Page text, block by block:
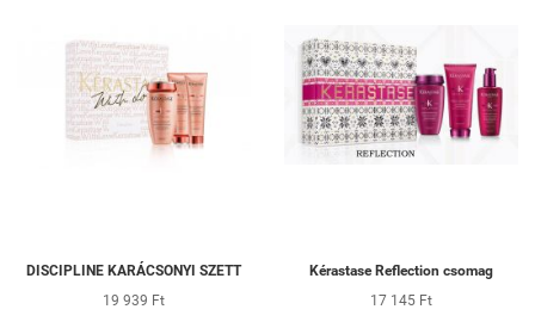
DISCIPLINE KARÁCSONYI SZETT
19 939 Ft
Kérastase Reflection csomag
17 145 Ft